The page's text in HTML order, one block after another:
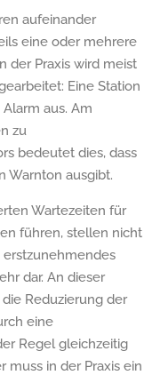
aufeinander
eine oder mehrere
der Praxis wird meist
Eine Station
aus. Am
zu
bedeutet dies, dass
Warnton ausgibt.
Wartezeiten für
führen, stellen nicht
dar. An dieser
Reduzierung der
eine
Regel gleichzeitig
muss in der Praxis ein